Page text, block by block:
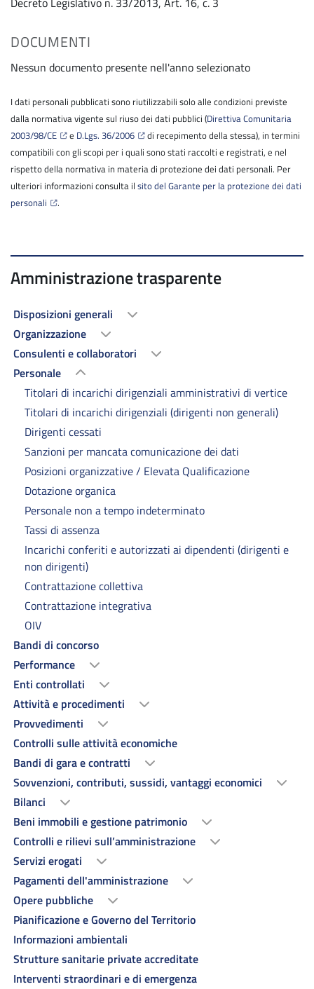
DOCUMENTI
Nessun documento presente nell'anno selezionato
I dati personali pubblicati sono riutilizzabili solo alle condizioni previste
dalla normativa vigente sul riuso dei dati pubblici (Direttiva Comunitaria
2003/98/CE
e D.Lgs. 36/2006
di recepimento della stessa), in termini
compatibili con gli scopi per i quali sono stati raccolti e registrati, e nel
rispetto della normativa in materia di protezione dei dati personali. Per
ulteriori informazioni consulta il sito del Garante per la protezione dei dati
personali
.
Amministrazione trasparente
Disposizioni generali
Organizzazione
Consulenti e collaboratori
Personale
Titolari di incarichi dirigenziali amministrativi di vertice
Titolari di incarichi dirigenziali (dirigenti non generali)
Dirigenti cessati
Sanzioni per mancata comunicazione dei dati
Posizioni organizzative / Elevata Qualificazione
Dotazione organica
Personale non a tempo indeterminato
Tassi di assenza
Incarichi conferiti e autorizzati ai dipendenti (dirigenti e
non dirigenti)
Contrattazione collettiva
Contrattazione integrativa
OIV
Bandi di concorso
Performance
Enti controllati
Attività e procedimenti
Provvedimenti
Controlli sulle attività economiche
Bandi di gara e contratti
Sovvenzioni, contributi, sussidi, vantaggi economici
Bilanci
Beni immobili e gestione patrimonio
Controlli e rilievi sull’amministrazione
Servizi erogati
Pagamenti dell'amministrazione
Opere pubbliche
Pianificazione e Governo del Territorio
Informazioni ambientali
Strutture sanitarie private accreditate
Interventi straordinari e di emergenza